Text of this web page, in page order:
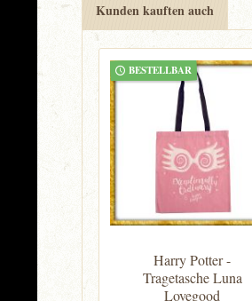
Kunden kauften auch
BESTELLBAR
Harry Potter -
Tragetasche Luna
Lovegood